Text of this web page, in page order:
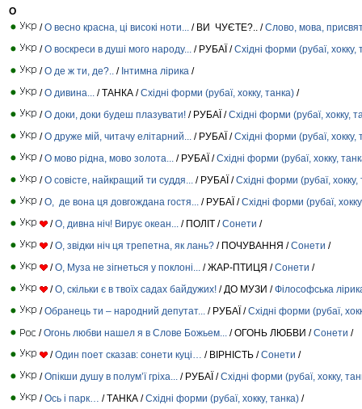
О
/О весно красна, ці високі ноти... / ВИ ЧУЄТЕ?.. /Слово, мова,
/О воскреси в душі мого народу... / РУБАЇ /Східні форми (рубаї, хокку,
/О де ж ти, де?.. / Інтимна лірика /
/О дивина... / ТАНКА /Східні форми (рубаї, хокку, танка) /
/О доки, доки будеш плазувати! / РУБАЇ /Східні форми (рубаї, хокку,
/О друже мій, читачу елітарний... / РУБАЇ /Східні форми (рубаї, хокку,
/О мово рідна, мово золота... / РУБАЇ /Східні форми (рубаї, хокку,
/О совісте, найкращий ти суддя... / РУБАЇ /Східні форми (рубаї, хокку,
/О, де вона ця довгождана гостя... / РУБАЇ /Східні форми (рубаї,
/О, дивна ніч! Вирує океан... / ПОЛІТ /Сонети /
/О, звідки ніч ця трепетна, як лань? / ПОЧУВАННЯ /Сонети /
/О, Муза не зігнеться у поклоні... / ЖАР-ПТИЦЯ /Сонети /
/О, скільки є в твоїх садах байдужих! / ДО МУЗИ /Філософська
/Обранець ти – народний депутат... / РУБАЇ /Східні форми (рубаї,
/Огонь любви нашел я в Слове Божьем... / ОГОНЬ ЛЮБВИ /Сонети /
/Один поет сказав: сонети куці… / ВІРНІСТЬ /Сонети /
/Опікши душу в полум’ї гріха... / РУБАЇ /Східні форми (рубаї, хокку,
/Ось і парк… / ТАНКА /Східні форми (рубаї, хокку, танка) /